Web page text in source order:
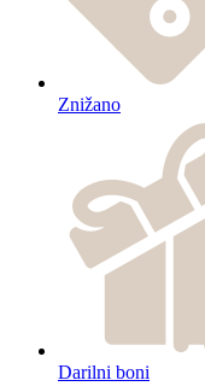
Znižano
Darilni boni